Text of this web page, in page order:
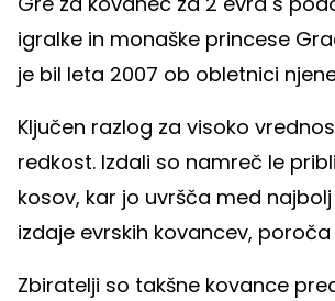
igralke in monaške princese
je bil leta 2007 ob obletnici
Ključen razlog za visoko
redkost. Izdali so namreč le
kosov, kar jo uvršča med
izdaje evrskih kovancev,
Zbiratelji so takšne kovance